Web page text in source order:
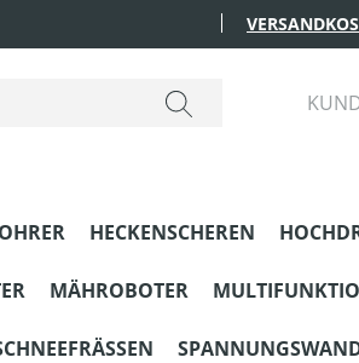
HECKENSCHEREN
MÄHROBOTER